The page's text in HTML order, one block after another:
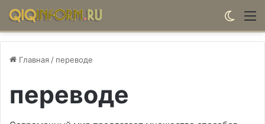
Главная / переводе
переводе